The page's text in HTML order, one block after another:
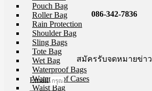
Pouch Bag
Roller Bag
Rain Protection
Shoulder Bag
Sling Bags
Tote Bag
Wet Bag
Waterproof Bags
Waterproof Cases
Waist Bag
086-342-7836
สมัครรับจดหมายข่าว
Email